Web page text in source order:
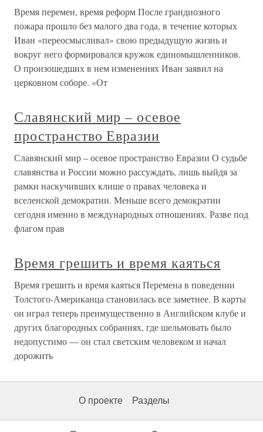
Время перемен, время реформ После грандиозного
пожара прошло без малого два года, в течение которых
Иван «переосмысливал» свою предыдущую жизнь и
вокруг него формировался кружок единомышленников.
О произошедших в нем изменениях Иван заявил на
церковном соборе. «От
Славянский мир – осевое
пространство Евразии
Славянский мир – осевое пространство Евразии О судьбе
славянства и России можно рассуждать, лишь выйдя за
рамки наскучивших клише о правах человека и
вселенской демократии. Меньше всего демократии
сегодня именно в международных отношениях. Разве под
флагом прав
Время грешить и время каяться
Время грешить и время каяться Перемена в поведении
Толстого-Американца становилась все заметнее. В карты
он играл теперь преимущественно в Английском клубе и
других благородных собраниях, где шельмовать было
недопустимо — он стал светским человеком и начал
дорожить
О проекте Разделы